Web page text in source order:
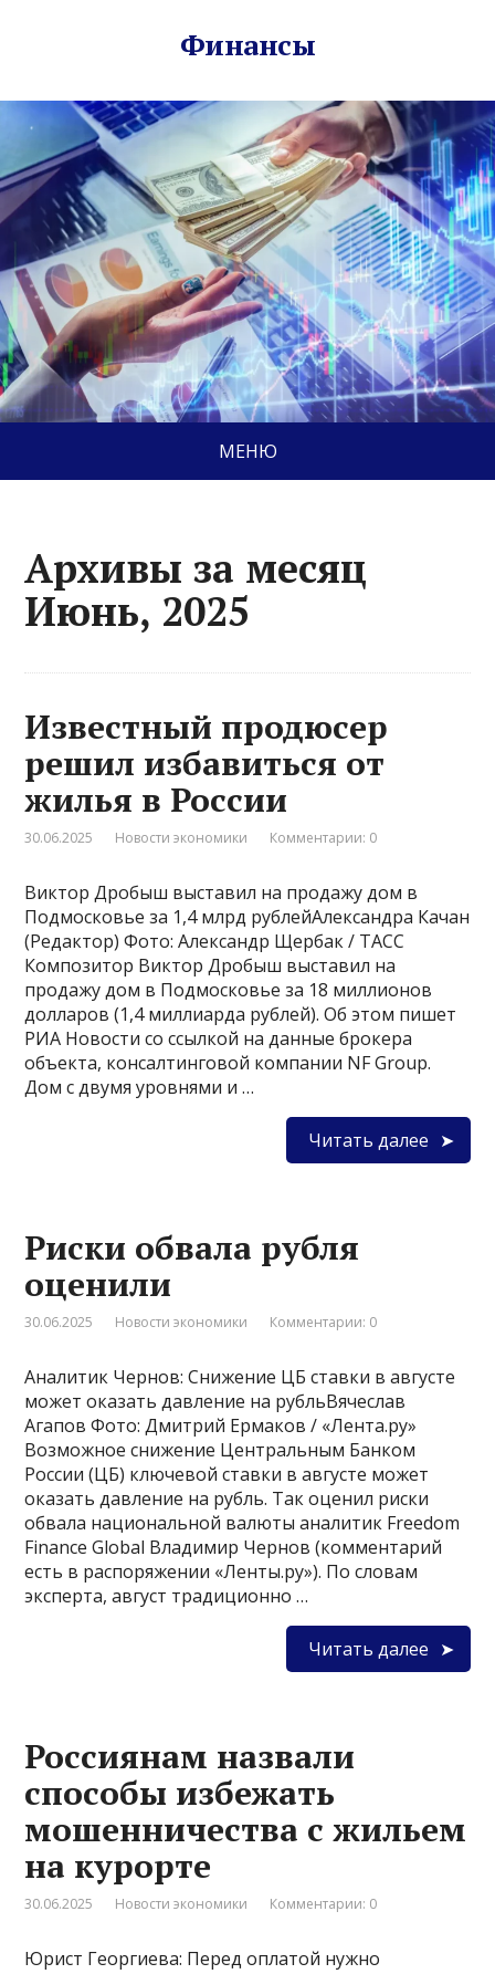
Финансы
МЕНЮ
Архивы за месяц
Июнь, 2025
Известный продюсер
решил избавиться от
жилья в России
30.06.2025 Новости экономики Комментарии: 0
Виктор Дробыш выставил на продажу дом в
Подмосковье за 1,4 млрд рублейАлександра Качан
(Редактор) Фото: Александр Щербак / ТАСС
Композитор Виктор Дробыш выставил на
продажу дом в Подмосковье за 18 миллионов
долларов (1,4 миллиарда рублей). Об этом пишет
РИА Новости со ссылкой на данные брокера
объекта, консалтинговой компании NF Group.
Дом с двумя уровнями и …
Читать далее
Риски обвала рубля
оценили
30.06.2025 Новости экономики Комментарии: 0
Аналитик Чернов: Снижение ЦБ ставки в августе
может оказать давление на рубльВячеслав
Агапов Фото: Дмитрий Ермаков / «Лента.ру»
Возможное снижение Центральным Банком
России (ЦБ) ключевой ставки в августе может
оказать давление на рубль. Так оценил риски
обвала национальной валюты аналитик Freedom
Finance Global Владимир Чернов (комментарий
есть в распоряжении «Ленты.ру»). По словам
эксперта, август традиционно …
Читать далее
Россиянам назвали
способы избежать
мошенничества с жильем
на курорте
30.06.2025 Новости экономики Комментарии: 0
Юрист Георгиева: Перед оплатой нужно